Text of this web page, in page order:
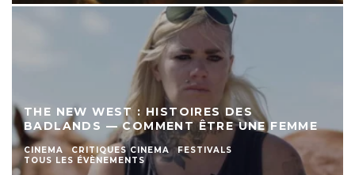
THE NEW WEST : HISTOIRES DES
BADLANDS — COMMENT ÊTRE UNE FEMME
CINEMA CRITIQUES CINEMA
FESTIVALS
TOUS LES ÉVÈNEMENTS